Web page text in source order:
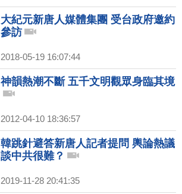
大紀元新唐人媒體集團 受台政府邀約
參訪
2018-05-19 16:07:44
神韻熱潮不斷 五千文明觀眾身臨其境
2012-04-10 18:36:57
韓跳針避答新唐人記者提問 輿論熱議
談中共很難？
2019-11-28 20:41:35